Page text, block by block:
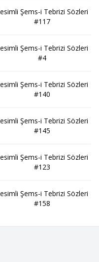
Şems-i Tebrizi Sözleri
#117
Şems-i Tebrizi Sözleri
#4
Şems-i Tebrizi Sözleri
#140
Şems-i Tebrizi Sözleri
#145
Şems-i Tebrizi Sözleri
#123
Şems-i Tebrizi Sözleri
#158